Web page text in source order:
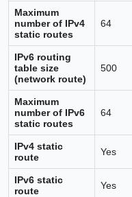
Maximum
number of IPv4
static routes
64
IPv6 routing
table size
(network route)
500
Maximum
number of IPv6
static routes
64
IPv4 static
route
Yes
IPv6 static
route
Yes